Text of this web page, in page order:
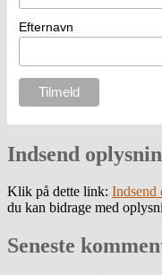
Efternavn
Indsend
Klik på dette link: Indsend
du kan bidrage med
Seneste